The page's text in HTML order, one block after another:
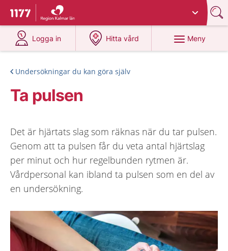
Till startsidan för 1177
Du har valt region
Logga in
på 1177.se
Hitta vård
på 1177.se
Meny
Undersökningar du kan göra själv
Ta pulsen
Det är hjärtats slag som räknas när du tar pulsen.
Genom att ta pulsen får du veta antal hjärtslag
per minut och hur regelbunden rytmen är.
Vårdpersonal kan ibland ta pulsen som en del av
en undersökning.